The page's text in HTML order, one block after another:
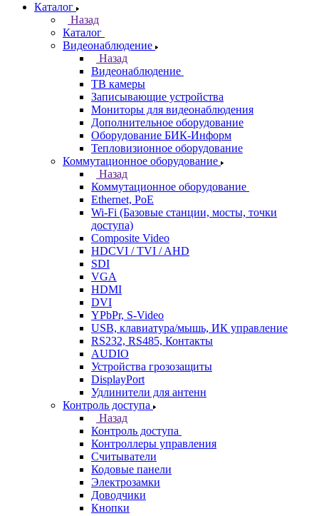
Каталог
Назад
Каталог
Видеонаблюдение
Назад
Видеонаблюдение
ТВ камеры
Записывающие устройства
Мониторы для видеонаблюдения
Дополнительное оборудование
Оборудование БИК-Информ
Тепловизионное оборудование
Коммутационное оборудование
Назад
Коммутационное оборудование
Ethernet, PoE
Wi-Fi (Базовые станции, мосты, точки
доступа)
Composite Video
HDCVI / TVI / AHD
SDI
VGA
HDMI
DVI
YPbPr, S-Video
USB, клавиатура/мышь, ИК управление
RS232, RS485, Контакты
AUDIO
Устройства грозозащиты
DisplayPort
Удлинители для антенн
Контроль доступа
Назад
Контроль доступа
Контроллеры управления
Считыватели
Кодовые панели
Электрозамки
Доводчики
Кнопки